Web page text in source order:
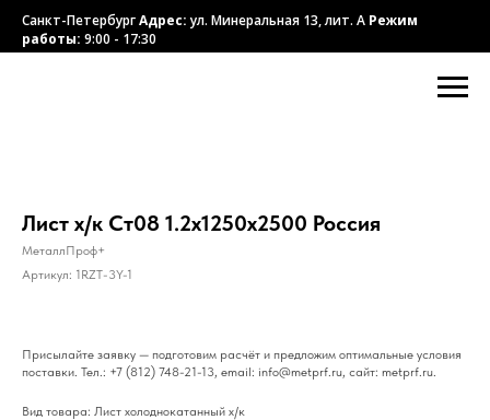
Санкт-ПетербургАдрес:ул. Минеральная 13, лит. А Режим
работы: 9:00 - 17:30
Лист х/к Ст08 1.2х1250х2500 Россия
МеталлПроф+
Артикул: 1RZT-3Y-1
Присылайте заявку — подготовим расчёт и предложим оптимальные условия
поставки. Тел.: +7 (812) 748-21-13, email: info@metprf.ru, сайт: metprf.ru.
Вид товара: Лист холоднокатанный х/к